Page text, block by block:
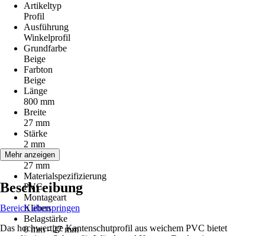
Artikeltyp
Profil
Ausführung
Winkelprofil
Grundfarbe
Beige
Farbton
Beige
Länge
800 mm
Breite
27 mm
Stärke
2 mm
Höhe
27 mm
Materialspezifizierung
PVC
Montageart
Kleben
Belagstärke
0 mm - 27 mm
Mehr anzeigen
Beschreibung
Bereich überspringen
Das hochwertige Kantenschutprofil aus weichem PVC bietet